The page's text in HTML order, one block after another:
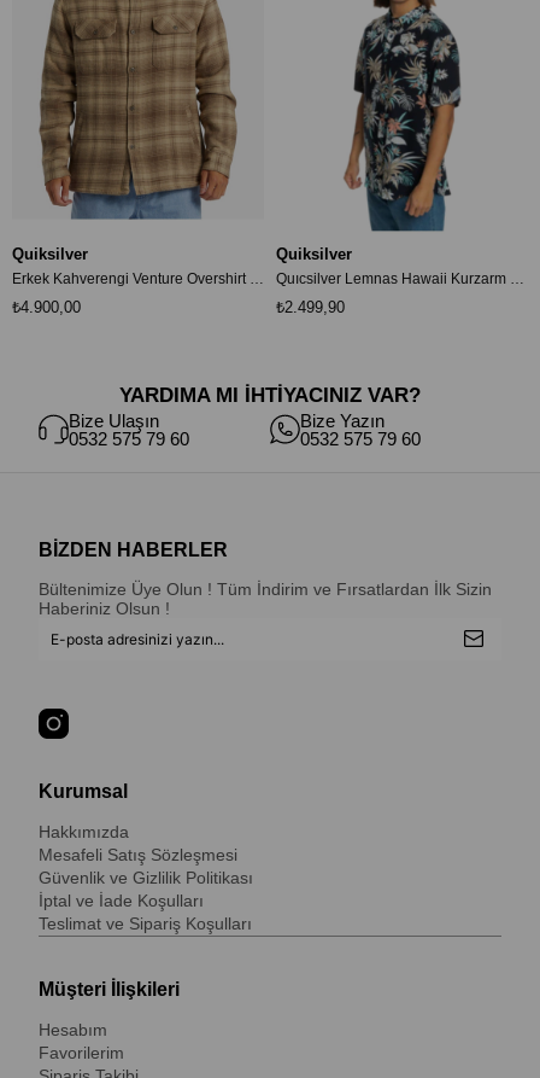
Quiksilver
₺4.900,00
Quiksilver
₺2.499,90
YARDIMA MI İHTİYACINIZ VAR?
Bize Ulaşın
0532 575 79 60
Bize Yazın
0532 575 79 60
BİZDEN HABERLER
Bültenimize Üye Olun ! Tüm İndirim ve Fırsatlardan İlk Sizin
Haberiniz Olsun !
Kurumsal
Hakkımızda
Mesafeli Satış Sözleşmesi
Güvenlik ve Gizlilik Politikası
İptal ve İade Koşulları
Teslimat ve Sipariş Koşulları
Müşteri İlişkileri
Hesabım
Favorilerim